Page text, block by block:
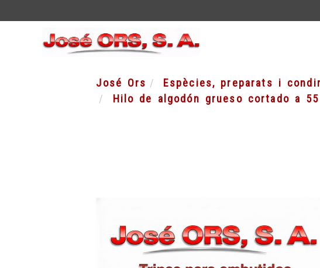
José Ors Espècies, preparats i
Hilo de algodón grueso cortado a